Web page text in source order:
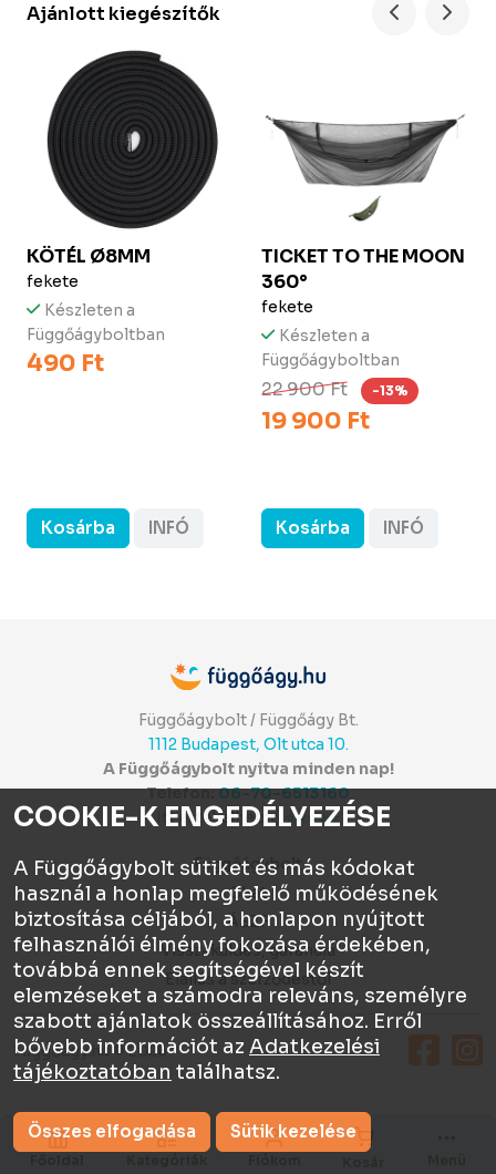
Ajánlott kiegészítők
KÖTÉL Ø8MM
fekete
Készleten a
Függőágyboltban
490 Ft
Kosárba INFÓ
TICKET TO THE MOON
360°
fekete
Készleten a
Függőágyboltban
22 900 Ft -13%
19 900 Ft
Kosárba INFÓ
Függőágybolt / Függőágy Bt.
1112 Budapest, Olt utca 10.
A Függőágybolt nyitva minden nap!
Telefon:06-70-6513160
Itt értékelhetsz:⭐⭐⭐⭐⭐
Függőágybolt
Chat
ÁSZF
Visszaküldés, garancia
Elállás a szerződéstől
Függőágy.hu © 2026
COOKIE-K ENGEDÉLYEZÉSE
A Függőágybolt sütiket és más kódokat
használ a honlap megfelelő működésének
biztosítása céljából, a honlapon nyújtott
felhasználói élmény fokozása érdekében,
továbbá ennek segítségével készít
elemzéseket a számodra releváns, személyre
szabott ajánlatok összeállításához. Erről
bővebb információt az Adatkezelési
tájékoztatóban találhatsz.
Összes elfogadása Sütik kezelése